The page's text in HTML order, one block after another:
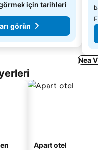
için tarihleri
görün
Nea
Apart otel